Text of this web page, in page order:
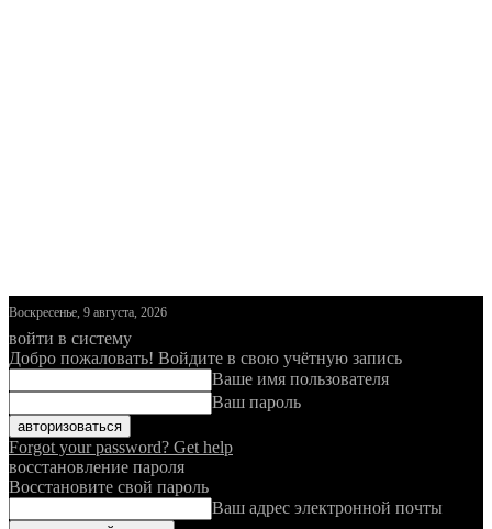
Воскресенье, 9 августа, 2026
войти в систему
Добро пожаловать! Войдите в свою учётную запись
Ваше имя пользователя
Ваш пароль
Forgot your password? Get help
восстановление пароля
Восстановите свой пароль
Ваш адрес электронной почты